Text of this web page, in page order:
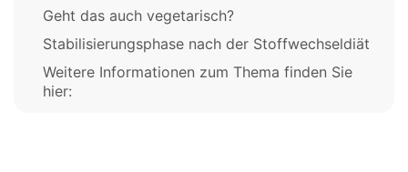
Geht das auch vegetarisch?
Stabilisierungsphase nach der Stoffwechseldiät
Weitere Informationen zum Thema finden Sie
hier: